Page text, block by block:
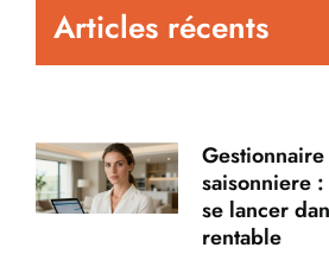
Articles récents
saisonniere
se lancer
rentable